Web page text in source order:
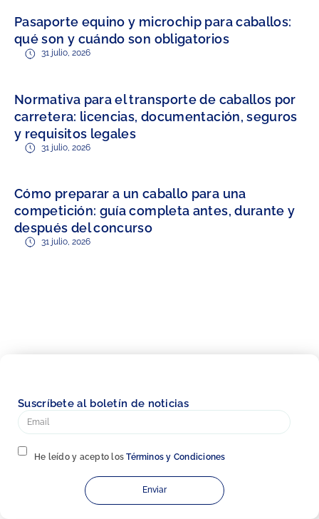
Pasaporte equino y microchip para caballos:
qué son y cuándo son obligatorios
31 julio, 2026
Normativa para el transporte de caballos por
carretera: licencias, documentación, seguros
y requisitos legales
31 julio, 2026
Cómo preparar a un caballo para una
competición: guía completa antes, durante y
después del concurso
31 julio, 2026
Suscríbete al boletín de noticias
He leído y acepto losTérminos y Condiciones
Enviar